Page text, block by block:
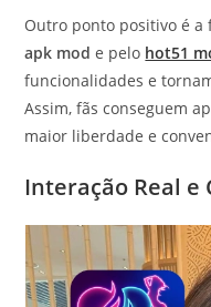
Outro ponto positivo é
apk mod e pelo hot51
funcionalidades e
Assim, fãs conseguem
maior liberdade e
Interação Real e